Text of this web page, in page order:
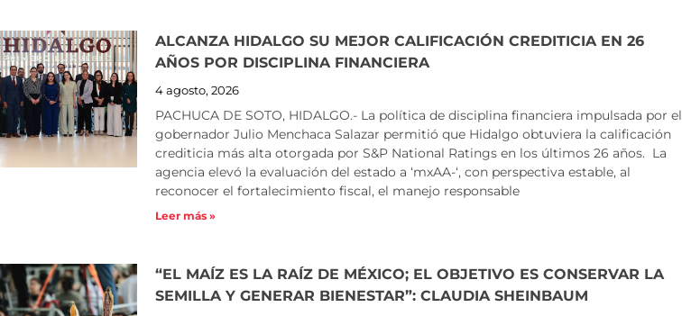
ALCANZA HIDALGO SU MEJOR CALIFICACIÓN CREDITICIA EN 26
AÑOS POR DISCIPLINA FINANCIERA
4 agosto, 2026
PACHUCA DE SOTO, HIDALGO.- La política de disciplina financiera impulsada por el
gobernador Julio Menchaca Salazar permitió que Hidalgo obtuviera la calificación
crediticia más alta otorgada por S&P National Ratings en los últimos 26 años. La
agencia elevó la evaluación del estado a ‘mxAA-‘, con perspectiva estable, al
reconocer el fortalecimiento fiscal, el manejo responsable
Leer más »
“EL MAÍZ ES LA RAÍZ DE MÉXICO; EL OBJETIVO ES CONSERVAR LA
SEMILLA Y GENERAR BIENESTAR”: CLAUDIA SHEINBAUM
PagePagePagePagePagePagePagePagePagePage